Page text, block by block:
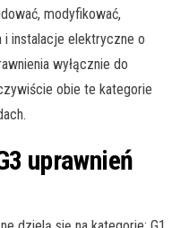
modyfikować,
i instalacje elektryczne o
wyłącznie do
obie te kategorie
uprawnień